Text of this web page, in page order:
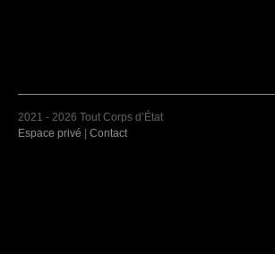
2021 - 2026 Tout Corps d’État
Espace privé | Contact